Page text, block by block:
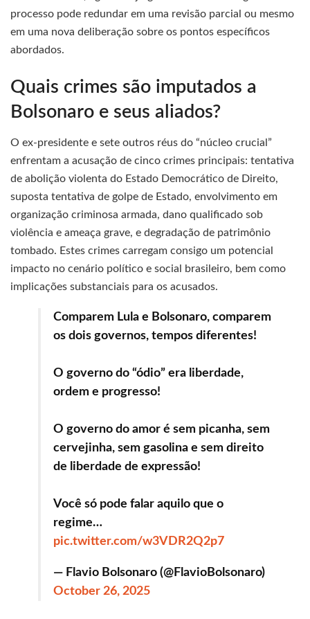
processo pode redundar em uma revisão parcial ou mesmo
em uma nova deliberação sobre os pontos específicos
abordados.
Quais crimes são imputados a
Bolsonaro e seus aliados?
O ex-presidente e sete outros réus do “núcleo crucial”
enfrentam a acusação de cinco crimes principais: tentativa
de abolição violenta do Estado Democrático de Direito,
suposta tentativa de golpe de Estado, envolvimento em
organização criminosa armada, dano qualificado sob
violência e ameaça grave, e degradação de patrimônio
tombado. Estes crimes carregam consigo um potencial
impacto no cenário político e social brasileiro, bem como
implicações substanciais para os acusados.
Comparem Lula e Bolsonaro, comparem
os dois governos, tempos diferentes!
O governo do “ódio” era liberdade,
ordem e progresso!
O governo do amor é sem picanha, sem
cervejinha, sem gasolina e sem direito
de liberdade de expressão!
Você só pode falar aquilo que o
regime…
pic.twitter.com/w3VDR2Q2p7
— Flavio Bolsonaro (@FlavioBolsonaro)
October 26, 2025